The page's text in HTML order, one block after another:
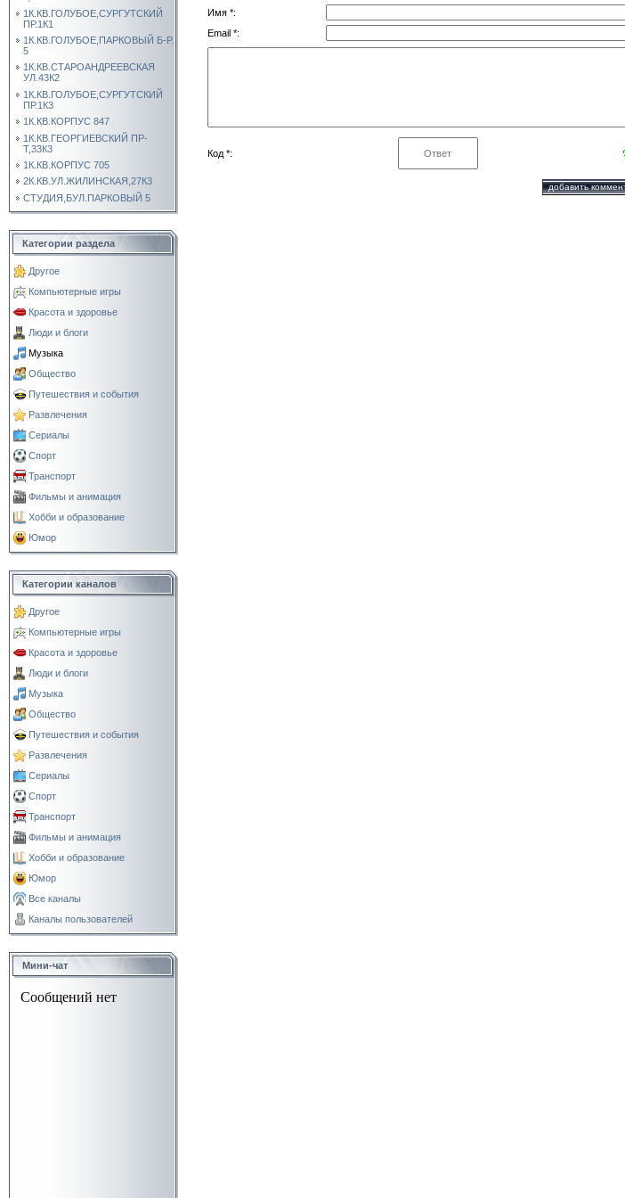
1К.КВ.ГОЛУБОЕ,СУРГУТСКИЙ
ПР.1К1
1К.КВ.ГОЛУБОЕ,ПАРКОВЫЙ Б-Р.
5
1К.КВ.СТАРОАНДРЕЕВСКАЯ
УЛ.43К2
1К.КВ.ГОЛУБОЕ,СУРГУТСКИЙ
ПР.1К3
1К.КВ.КОРПУС 847
1К.КВ.ГЕОРГИЕВСКИЙ ПР-
Т,33К3
1К.КВ.КОРПУС 705
2К.КВ.УЛ.ЖИЛИНСКАЯ,27К3
СТУДИЯ,БУЛ.ПАРКОВЫЙ 5
Категории раздела
Другое
Компьютерные игры
Красота и здоровье
Люди и блоги
Музыка
Общество
Путешествия и события
Развлечения
Сериалы
Спорт
Транспорт
Фильмы и анимация
Хобби и образование
Юмор
Категории каналов
Другое
Компьютерные игры
Красота и здоровье
Люди и блоги
Музыка
Общество
Путешествия и события
Развлечения
Сериалы
Спорт
Транспорт
Фильмы и анимация
Хобби и образование
Юмор
Все каналы
Каналы пользователей
Мини-чат
Имя *:
Email *:
Код *: